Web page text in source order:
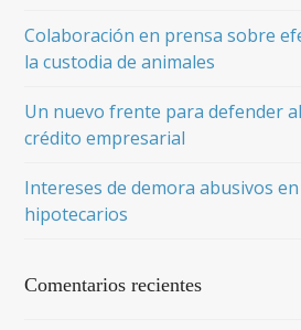
Colaboración en prensa sobre
la custodia de animales
Un nuevo frente para defender
crédito empresarial
Intereses de demora abusivos
hipotecarios
Comentarios recientes